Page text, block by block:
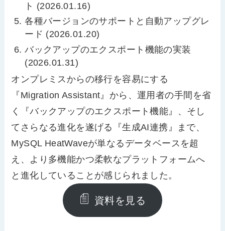
ト (2026.01.16)
各種バージョンのサポートと自動アップグレ
ード (2026.01.20)
バックアップのエクスポート機能の実装
(2026.01.31)
オンプレミスからの移行を容易にする
『 Migration Assistant』から、運用者の手間を省
く『バックアップのエクスポート機能』、そし
てさらなる進化を遂げる『生成AI連携』まで、
MySQL HeatWaveが単なるデータベースを超
え、より多機能かつ柔軟なプラットフォームへ
と進化していることが感じられました。
資料を見る